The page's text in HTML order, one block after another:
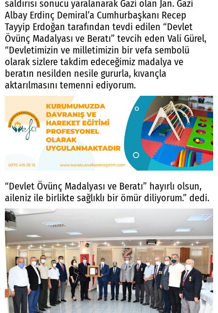
saldırısı sonucu yaralanarak Gazi olan Jan. Gazi
Albay Erdinç Demiral’a Cumhurbaşkanı Recep
Tayyip Erdoğan tarafından tevdi edilen “Devlet
Övünç Madalyası ve Beratı” tevcih eden Vali Gürel,
“Devletimizin ve milletimizin bir vefa sembolü
olarak sizlere takdim edeceğimiz madalya ve
beratın nesilden nesile gururla, kıvançla
aktarılmasını temenni ediyorum.
“Devlet Övünç Madalyası ve Beratı” hayırlı olsun,
aileniz ile birlikte sağlıklı bir ömür diliyorum.” dedi.